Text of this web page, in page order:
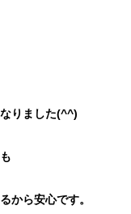
りました(^^)
から安心です。